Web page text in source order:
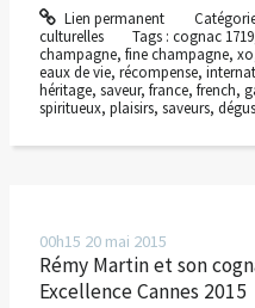
Lien permanent
culturelles
Tags :cognac 1719
champagne, fine champagne, xo
eaux de vie, récompense,
héritage, saveur, france, french,
spiritueux, plaisirs, saveurs,
00h15 20 mai 2015
Rémy Martin et son
Excellence Cannes 2015